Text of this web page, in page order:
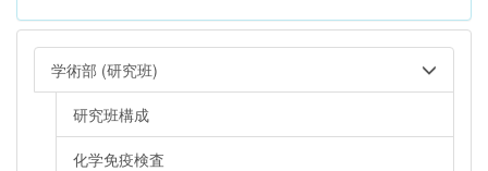
学術部 (研究班)
研究班構成
化学免疫検査